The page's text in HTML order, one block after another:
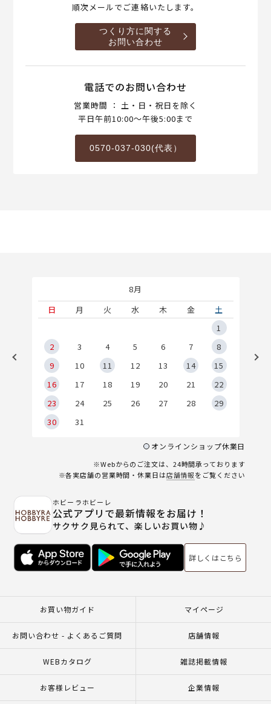
順次メールでご連絡いたします。
つくり方に関する
お問い合わせ
電話でのお問い合わせ
営業時間 ： 土・日・祝日を除く
平日午前10:00～午後5:00まで
0570-037-030(代表）
8月
日
月 火 水 木 金
土
1
2
3 4 5 6 7
8
9
10 11 12 13 14
15
16
17 18 19 20 21
22
23
24 25 26 27 28
29
30
31
オンラインショップ休業日
※Webからのご注文は、24時間承っております
※各実店舗の営業時間・休業日は店舗情報をご覧ください
ホビーラホビーレ
公式アプリで最新情報をお届け！
サクサク見られて、楽しいお買い物♪
詳しくはこちら
お買い物ガイド マイページ
お問い合わせ - よくあるご質問 店舗情報
WEBカタログ 雑誌掲載情報
お客様レビュー 企業情報